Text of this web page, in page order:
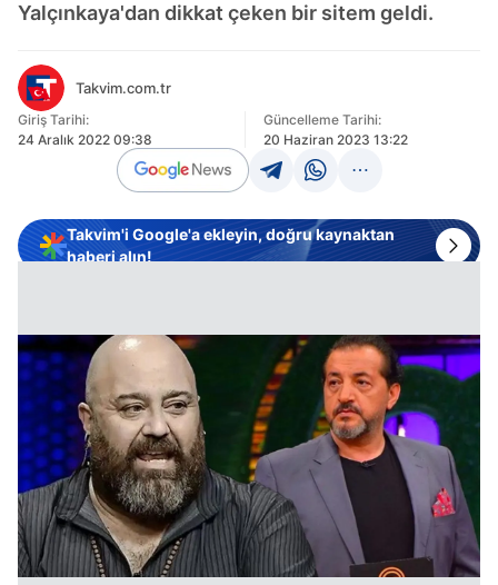
Yalçınkaya'dan dikkat çeken bir sitem geldi.
Takvim.com.tr
Giriş Tarihi:
24 Aralık 2022 09:38
Güncelleme Tarihi:
20 Haziran 2023 13:22
Takvim'i Google'a ekleyin, doğru kaynaktan
haberi alın!